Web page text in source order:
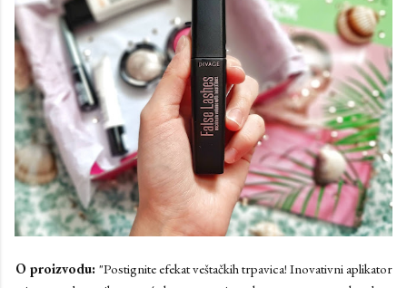
O proizvodu: "Postignite efekat veštačkih trpavica! Inovativni aplikator